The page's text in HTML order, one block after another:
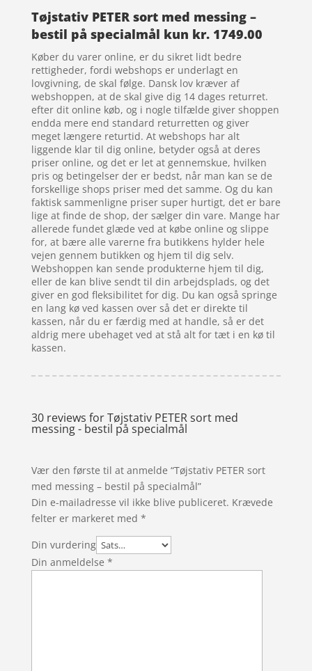
Tøjstativ PETER sort med messing –
bestil på specialmål kun kr. 1749.00
Køber du varer online, er du sikret lidt bedre
rettigheder, fordi webshops er underlagt en
lovgivning, de skal følge. Dansk lov kræver af
webshoppen, at de skal give dig 14 dages returret.
efter dit online køb, og i nogle tilfælde giver shoppen
endda mere end standard returretten og giver
meget længere returtid. At webshops har alt
liggende klar til dig online, betyder også at deres
priser online, og det er let at gennemskue, hvilken
pris og betingelser der er bedst, når man kan se de
forskellige shops priser med det samme. Og du kan
faktisk sammenligne priser super hurtigt, det er bare
lige at finde de shop, der sælger din vare. Mange har
allerede fundet glæde ved at købe online og slippe
for, at bære alle varerne fra butikkens hylder hele
vejen gennem butikken og hjem til dig selv.
Webshoppen kan sende produkterne hjem til dig,
eller de kan blive sendt til din arbejdsplads, og det
giver en god fleksibilitet for dig. Du kan også springe
en lang kø ved kassen over så det er direkte til
kassen, når du er færdig med at handle, så er det
aldrig mere ubehaget ved at stå alt for tæt i en kø til
kassen.
30 reviews forTøjstativ PETER sort med
messing - bestil på specialmål
Vær den første til at anmelde “Tøjstativ PETER sort
med messing – bestil på specialmål”
Din e-mailadresse vil ikke blive publiceret. Krævede
felter er markeret med *
Din vurdering
Din anmeldelse *